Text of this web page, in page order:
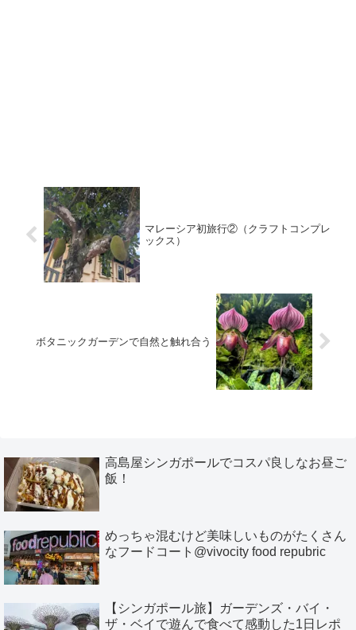
マレーシア初旅行②（クラフトコンプレ
ックス）
ボタニックガーデンで自然と触れ合う
高島屋シンガポールでコスパ良しなお昼ご
飯！
めっちゃ混むけど美味しいものがたくさん
なフードコート@vivocity food repubric
【シンガポール旅】ガーデンズ・バイ・
ザ・ベイで遊んで食べて感動した1日レポ